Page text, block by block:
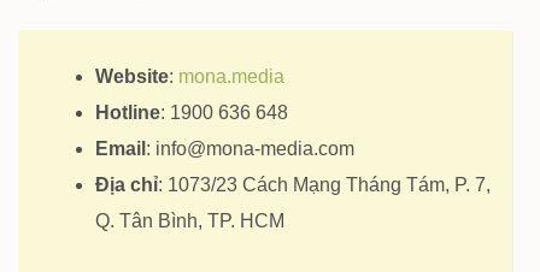
Website: mona.media
Hotline: 1900 636 648
Email : info@mona-media.com
Địa chỉ: 1073/23 Cách Mạng Tháng Tám, P. 7,
Q. Tân Bình, TP. HCM